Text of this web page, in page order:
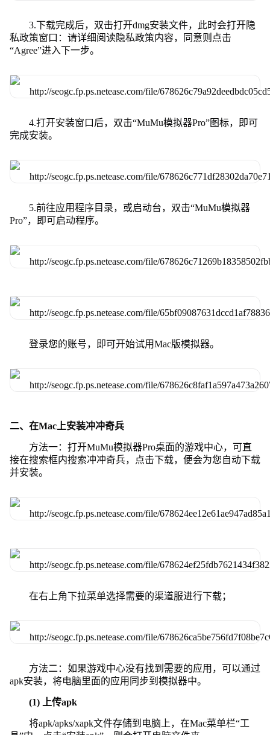
3.下载完成后，双击打开dmg安装文件，此时会打开隐
私政策窗口：请详细阅读隐私政策内容，同意则点击
“Agree”进入下一步。
4.打开安装窗口后，双击“MuMu模拟器Pro”图标，即可
完成安装。
5.前往应用程序目录，或启动台，双击“MuMu模拟器
Pro”，即可启动程序。
登录您的账号，即可开始试用Mac版模拟器。
二、在Mac上安装冲冲奇兵
方法一：打开MuMu模拟器Pro桌面的游戏中心，可直
接在搜索框内搜索冲冲奇兵，点击下载，便会为您自动下载
并安装。
在右上角下拉菜单选择需要的渠道服进行下载；
方法二：如果游戏中心没有找到需要的应用，可以通过
apk安装，将电脑里面的应用同步到模拟器中。
(1) 上传apk
将apk/apks/xapk文件存储到电脑上，在Mac菜单栏“工